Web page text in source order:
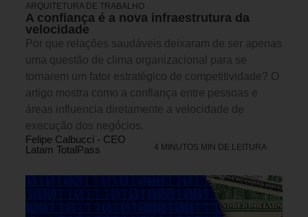
ARQUITETURA DE TRABALHO
A confiança é a nova infraestrutura da
velocidade
Por que relações saudáveis deixaram de ser apenas
uma questão de clima organizacional para se
tornarem um fator estratégico de competitividade? O
artigo mostra como a confiança entre pessoas e
áreas influencia diretamente a velocidade de
execução dos negócios.
Felipe Calbucci - CEO
Latam TotalPass
4 MINUTOS MIN DE LEITURA